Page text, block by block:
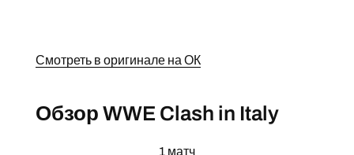
Смотреть в оригинале на ОК
Обзор WWE Clash in Italy
1 матч